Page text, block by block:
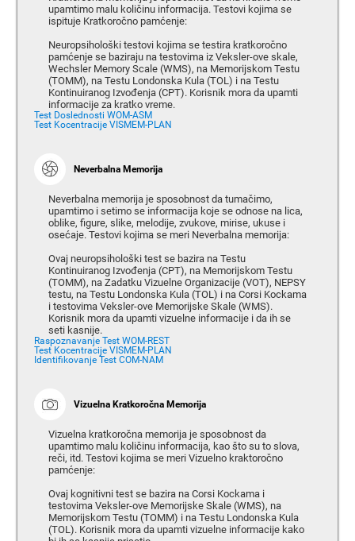
upamtimo malu količinu informacija. Testovi kojima se
ispituje Kratkoročno pamćenje:
Neuropsihološki testovi kojima se testira kratkoročno
pamćenje se baziraju na testovima iz Veksler-ove skale,
Wechsler Memory Scale (WMS), na Memorijskom Testu
(TOMM), na Testu Londonska Kula (TOL) i na Testu
Kontinuiranog Izvođenja (CPT). Korisnik mora da upamti
informacije za kratko vreme.
Test Doslednosti WOM-ASM
Test Kocentracije VISMEM-PLAN
Neverbalna Memorija
Neverbalna memorija je sposobnost da tumačimo,
upamtimo i setimo se informacija koje se odnose na lica,
oblike, figure, slike, melodije, zvukove, mirise, ukuse i
osećaje. Testovi kojima se meri Neverbalna memorija:
Ovaj neuropsihološki test se bazira na Testu
Kontinuiranog Izvođenja (CPT), na Memorijskom Testu
(TOMM), na Zadatku Vizuelne Organizacije (VOT), NEPSY
testu, na Testu Londonska Kula (TOL) i na Corsi Kockama
i testovima Veksler-ove Memorijske Skale (WMS).
Korisnik mora da upamti vizuelne informacije i da ih se
seti kasnije.
Raspoznavanje Test WOM-REST
Test Kocentracije VISMEM-PLAN
Identifikovanje Test COM-NAM
Vizuelna Kratkoročna Memorija
Vizuelna kratkoročna memorija je sposobnost da
upamtimo malu količinu informacija, kao što su to slova,
reči, itd. Testovi kojima se meri Vizuelno kraktoročno
pamćenje:
Ovaj kognitivni test se bazira na Corsi Kockama i
testovima Veksler-ove Memorijske Skale (WMS), na
Memorijskom Testu (TOMM) i na Testu Londonska Kula
(TOL). Korisnik mora da upamti vizuelne informacije kako